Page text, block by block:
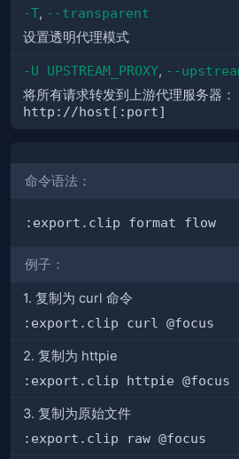
-T, --transparent
设置透明代理模式
-U UPSTREAM_PROXY, --upstream
将所有请求转发到上游代理服务器：
http://host[:port]
命令语法：
例子：
1. 复制为 curl 命令
:export.clip curl @focus
2. 复制为 httpie
:export.clip httpie @focus
3. 复制为原始文件
:export.clip raw @focus